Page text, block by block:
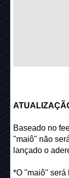
Baseado no
"maiô" não
lançado o
*O "maiô" será